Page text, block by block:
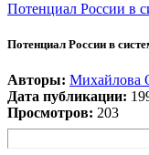
Потенциал России в
Потенциал России в
Авторы: Михайлова
Дата публикации:
Просмотров: 203